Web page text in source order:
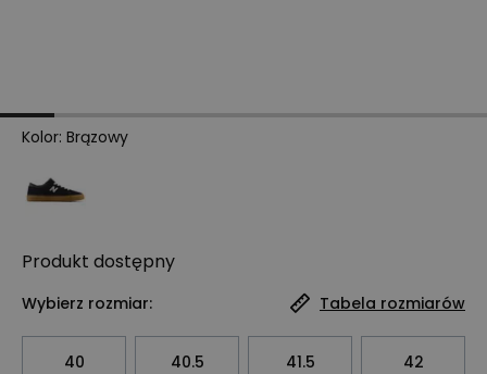
Kolor: Brązowy
Produkt dostępny
Wybierz rozmiar: Tabela rozmiarów
40 40.5 41.5 42